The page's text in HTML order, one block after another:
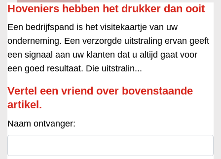
Hoveniers hebben het drukker dan ooit
Een bedrijfspand is het visitekaartje van uw
onderneming. Een verzorgde uitstraling ervan geeft
een signaal aan uw klanten dat u altijd gaat voor
een goed resultaat. Die uitstralin...
Vertel een vriend over bovenstaande
artikel.
Naam ontvanger: